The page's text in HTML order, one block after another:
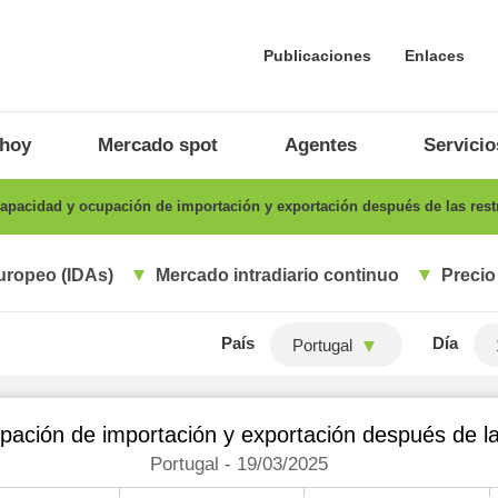
Publicaciones Enlaces
Mercado spot Agentes
y ocupación de importación y exportación después de las
(IDAs) Mercado intradiario continuo
País Portugal Día
de importación y exportación después de
Portugal - 19/03/2025